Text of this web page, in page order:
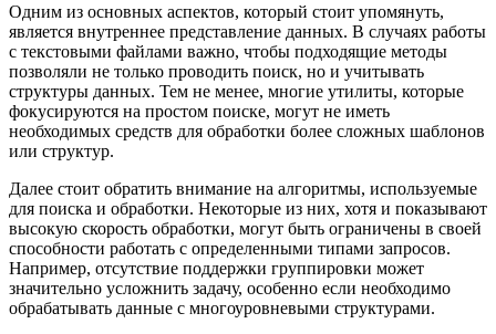
Одним из основных аспектов, который стоит упомянуть,
является внутреннее представление данных. В случаях работы
с текстовыми файлами важно, чтобы подходящие методы
позволяли не только проводить поиск, но и учитывать
структуры данных. Тем не менее, многие утилиты, которые
фокусируются на простом поиске, могут не иметь
необходимых средств для обработки более сложных шаблонов
или структур.
Далее стоит обратить внимание на алгоритмы, используемые
для поиска и обработки. Некоторые из них, хотя и показывают
высокую скорость обработки, могут быть ограничены в своей
способности работать с определенными типами запросов.
Например, отсутствие поддержки группировки может
значительно усложнить задачу, особенно если необходимо
обрабатывать данные с многоуровневыми структурами.